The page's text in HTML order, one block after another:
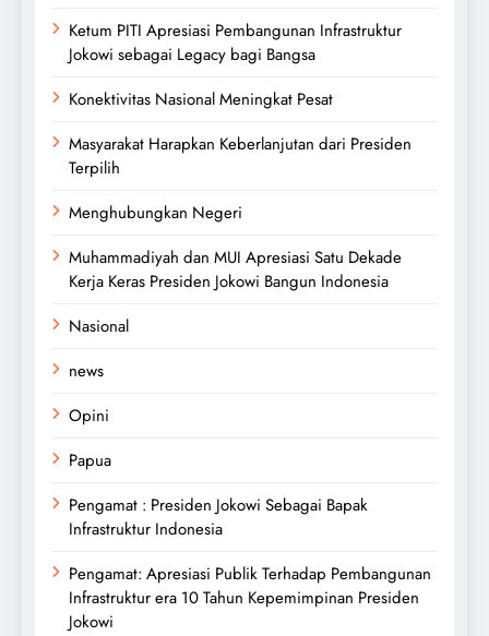
Ketum PITI Apresiasi Pembangunan Infrastruktur
Jokowi sebagai Legacy bagi Bangsa
Konektivitas Nasional Meningkat Pesat
Masyarakat Harapkan Keberlanjutan dari Presiden
Terpilih
Menghubungkan Negeri
Muhammadiyah dan MUI Apresiasi Satu Dekade
Kerja Keras Presiden Jokowi Bangun Indonesia
Nasional
news
Opini
Papua
Pengamat : Presiden Jokowi Sebagai Bapak
Infrastruktur Indonesia
Pengamat: Apresiasi Publik Terhadap Pembangunan
Infrastruktur era 10 Tahun Kepemimpinan Presiden
Jokowi